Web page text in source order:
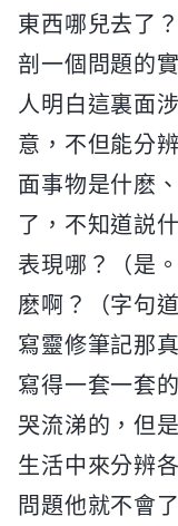
東西哪兒去了
剖一個問題的
人明白這裏面
意，不但能分
面事物是什麽
了，不知道説
表現哪？（是
麽啊？（字句
寫靈修筆記那
寫得一套一套
哭流涕的，但
生活中來分辨
問題他就不會